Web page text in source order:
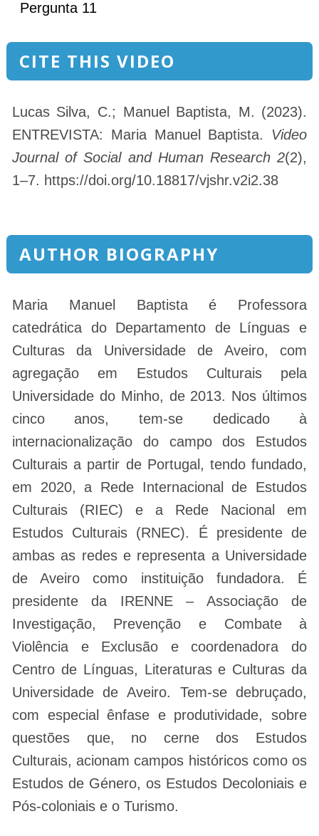
Pergunta 11
CITE THIS VIDEO
Lucas Silva, C.; Manuel Baptista, M. (2023).
ENTREVISTA: Maria Manuel Baptista. Video
Journal of Social and Human Research 2(2),
1–7. https://doi.org/10.18817/vjshr.v2i2.38
AUTHOR BIOGRAPHY
Maria Manuel Baptista é Professora
catedrática do Departamento de Línguas e
Culturas da Universidade de Aveiro, com
agregação em Estudos Culturais pela
Universidade do Minho, de 2013. Nos últimos
cinco anos, tem-se dedicado à
internacionalização do campo dos Estudos
Culturais a partir de Portugal, tendo fundado,
em 2020, a Rede Internacional de Estudos
Culturais (RIEC) e a Rede Nacional em
Estudos Culturais (RNEC). É presidente de
ambas as redes e representa a Universidade
de Aveiro como instituição fundadora. É
presidente da IRENNE – Associação de
Investigação, Prevenção e Combate à
Violência e Exclusão e coordenadora do
Centro de Línguas, Literaturas e Culturas da
Universidade de Aveiro. Tem-se debruçado,
com especial ênfase e produtividade, sobre
questões que, no cerne dos Estudos
Culturais, acionam campos históricos como os
Estudos de Género, os Estudos Decoloniais e
Pós-coloniais e o Turismo.